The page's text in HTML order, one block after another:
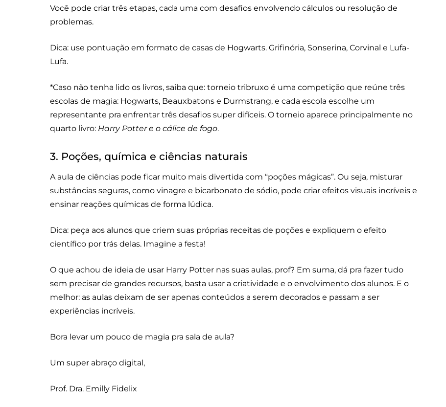
Você pode criar três etapas, cada uma com desafios envolvendo cálculos ou resolução de
problemas.
Dica: use pontuação em formato de casas de Hogwarts. Grifinória, Sonserina, Corvinal e Lufa-
Lufa.
*Caso não tenha lido os livros, saiba que: torneio tribruxo é uma competição que reúne três
escolas de magia: Hogwarts, Beauxbatons e Durmstrang, e cada escola escolhe um
representante pra enfrentar três desafios super difíceis. O torneio aparece principalmente no
quarto livro: Harry Potter e o cálice de fogo.
3. Poções, química e ciências naturais
A aula de ciências pode ficar muito mais divertida com “poções mágicas”. Ou seja, misturar
substâncias seguras, como vinagre e bicarbonato de sódio, pode criar efeitos visuais incríveis e
ensinar reações químicas de forma lúdica.
Dica: peça aos alunos que criem suas próprias receitas de poções e expliquem o efeito
científico por trás delas. Imagine a festa!
O que achou de ideia de usar Harry Potter nas suas aulas, prof? Em suma, dá pra fazer tudo
sem precisar de grandes recursos, basta usar a criatividade e o envolvimento dos alunos. E o
melhor: as aulas deixam de ser apenas conteúdos a serem decorados e passam a ser
experiências incríveis.
Bora levar um pouco de magia pra sala de aula?
Um super abraço digital,
Prof. Dra. Emilly Fidelix